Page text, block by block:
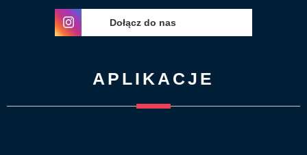
Dołącz do nas
APLIKACJE